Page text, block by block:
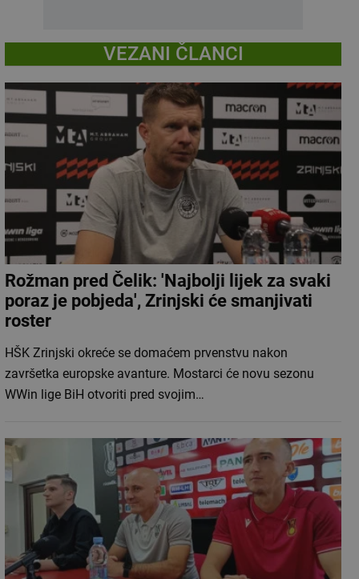
VEZANI ČLANCI
Rožman pred Čelik: 'Najbolji lijek za svaki
poraz je pobjeda', Zrinjski će smanjivati
roster
HŠK Zrinjski okreće se domaćem prvenstvu nakon
završetka europske avanture. Mostarci će novu sezonu
WWin lige BiH otvoriti pred svojim…